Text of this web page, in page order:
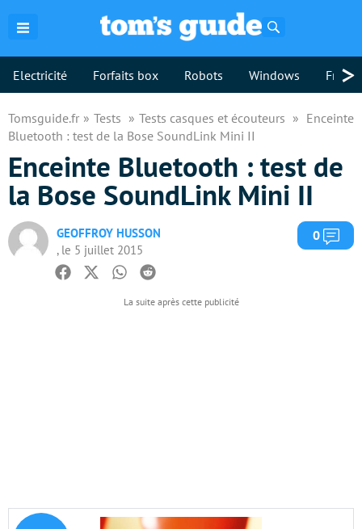
Electricité Forfaits box Robots Windows >
Tomsguide.fr Tests Tests casques et écouteurs
Enceinte
Bluetooth : test de la Bose SoundLink Mini II
Enceinte Bluetooth : test de
la Bose SoundLink Mini II
GEOFFROY HUSSON
, le 5 juillet 2015
0
Facebook
TwitterWhatsapp
Reddit